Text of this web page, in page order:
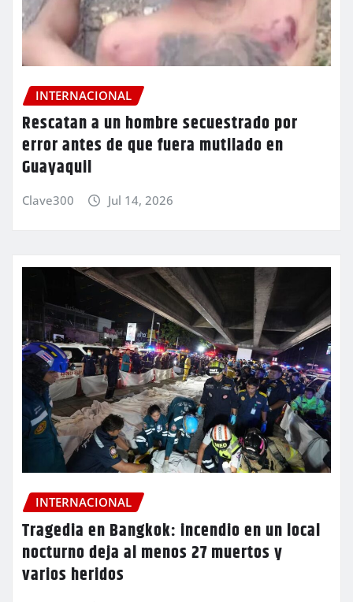
INTERNACIONAL
Rescatan a un hombre secuestrado por
error antes de que fuera mutilado en
Guayaquil
Clave300 Jul 14, 2026
INTERNACIONAL
Tragedia en Bangkok: incendio en un local
nocturno deja al menos 27 muertos y
varios heridos